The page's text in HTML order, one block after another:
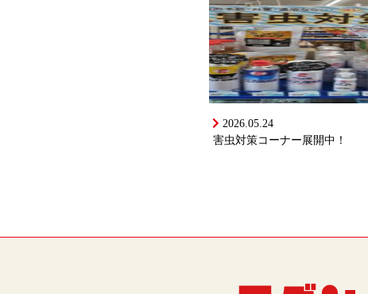
2026.05.24
害虫対策コーナー展開中！